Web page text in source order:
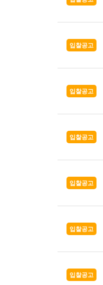
입찰공고
입찰공고
입찰공고
입찰공고
입찰공고
입찰공고